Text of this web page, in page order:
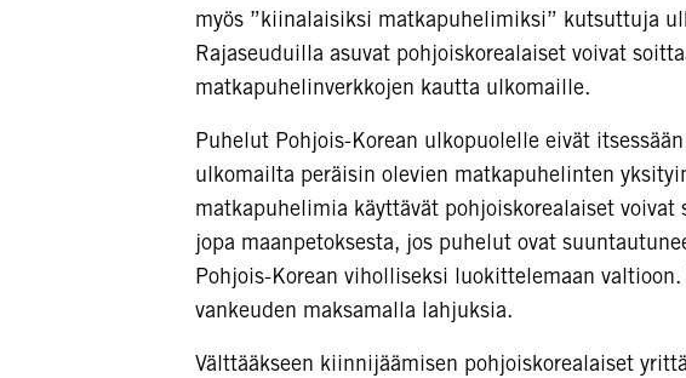
myös ”kiinalaisiksi matkapuhelimiksi” kutsuttuja
Rajaseuduilla asuvat pohjoiskorealaiset voivat
matkapuhelinverkkojen kautta ulkomaille.
Puhelut Pohjois-Korean ulkopuolelle eivät
ulkomailta peräisin olevien matkapuhelinten
matkapuhelimia käyttävät pohjoiskorealaiset
jopa maanpetoksesta, jos puhelut ovat
Pohjois-Korean viholliseksi luokittelemaan
vankeuden maksamalla lahjuksia.
Välttääkseen kiinnijäämisen pohjoiskorealaiset